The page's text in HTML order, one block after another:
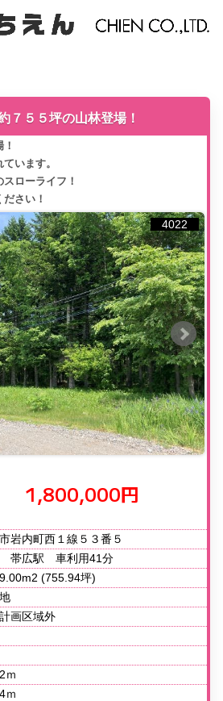
７５５坪の山林登場！
います。
ローライフ！
さい！
4022
1,800,000円
岩内町西１線５３番５
帯広駅 車利用41分
(755.94坪)
画区域外
ｍ
ｍ